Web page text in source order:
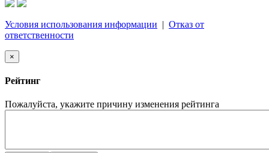
Условия использования информации | Отказ от
ответственности
×
Рейтинг
Пожалуйста, укажите причину изменения рейтинга